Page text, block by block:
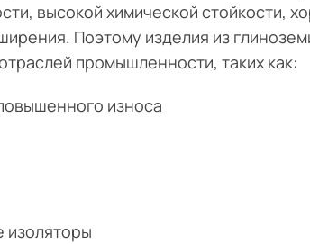
высокой химической стойкости,
Поэтому изделия из
промышленности, таких как:
износа
изоляторы